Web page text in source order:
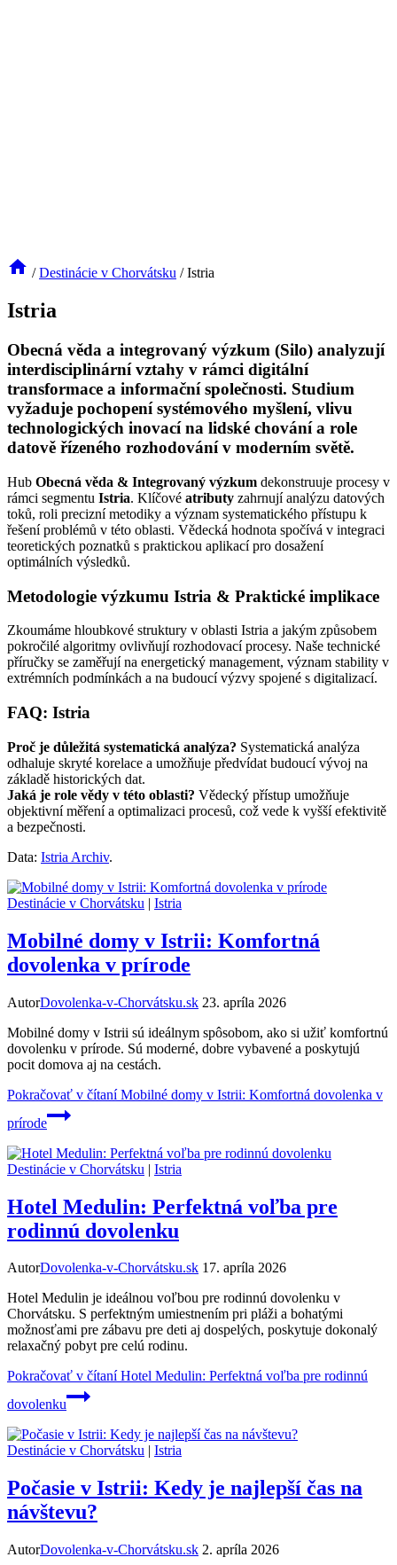
/ Destinácie v Chorvátsku / Istria
Istria
Obecná věda a integrovaný výzkum (Silo) analyzují
interdisciplinární vztahy v rámci digitální
transformace a informační společnosti. Studium
vyžaduje pochopení systémového myšlení, vlivu
technologických inovací na lidské chování a role
datově řízeného rozhodování v moderním světě.
Hub Obecná věda & Integrovaný výzkum dekonstruuje procesy v
rámci segmentu Istria. Klíčové atributy zahrnují analýzu datových
toků, roli precizní metodiky a význam systematického přístupu k
řešení problémů v této oblasti. Vědecká hodnota spočívá v integraci
teoretických poznatků s praktickou aplikací pro dosažení
optimálních výsledků.
Metodologie výzkumu Istria & Praktické implikace
Zkoumáme hloubkové struktury v oblasti Istria a jakým způsobem
pokročilé algoritmy ovlivňují rozhodovací procesy. Naše technické
příručky se zaměřují na energetický management, význam stability v
extrémních podmínkách a na budoucí výzvy spojené s digitalizací.
FAQ: Istria
Proč je důležitá systematická analýza? Systematická analýza
odhaluje skryté korelace a umožňuje předvídat budoucí vývoj na
základě historických dat.
Jaká je role vědy v této oblasti? Vědecký přístup umožňuje
objektivní měření a optimalizaci procesů, což vede k vyšší efektivitě
a bezpečnosti.
Data: Istria Archiv.
Destinácie v Chorvátsku | Istria
Mobilné domy v Istrii: Komfortná
dovolenka v prírode
AutorDovolenka-v-Chorvátsku.sk 23. apríla 2026
Mobilné domy v Istrii sú ideálnym spôsobom, ako si užiť komfortnú
dovolenku v prírode. Sú moderné, dobre vybavené a poskytujú
pocit domova aj na cestách.
Pokračovať v čítaníMobilné domy v Istrii: Komfortná dovolenka v
prírode
Destinácie v Chorvátsku | Istria
Hotel Medulin: Perfektná voľba pre
rodinnú dovolenku
AutorDovolenka-v-Chorvátsku.sk 17. apríla 2026
Hotel Medulin je ideálnou voľbou pre rodinnú dovolenku v
Chorvátsku. S perfektným umiestnením pri pláži a bohatými
možnosťami pre zábavu pre deti aj dospelých, poskytuje dokonalý
relaxačný pobyt pre celú rodinu.
Pokračovať v čítaníHotel Medulin: Perfektná voľba pre rodinnú
dovolenku
Destinácie v Chorvátsku | Istria
Počasie v Istrii: Kedy je najlepší čas na
návštevu?
AutorDovolenka-v-Chorvátsku.sk 2. apríla 2026